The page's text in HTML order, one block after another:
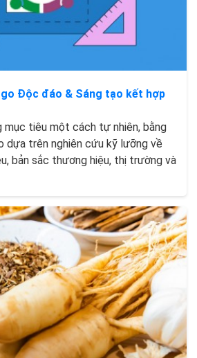
Độc đáo & Sáng tạo kết hợp
mục tiêu một cách tự nhiên, bằng
dựa trên nghiên cứu kỹ lưỡng về
bản sắc thương hiệu, thị trường và